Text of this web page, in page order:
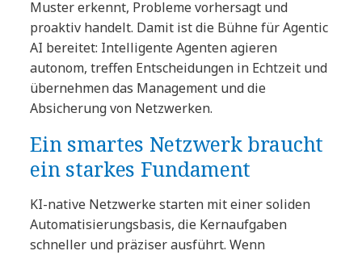
Muster erkennt, Probleme vorhersagt und
proaktiv handelt. Damit ist die Bühne für Agentic
AI bereitet: Intelligente Agenten agieren
autonom, treffen Entscheidungen in Echtzeit und
übernehmen das Management und die
Absicherung von Netzwerken.
Ein smartes Netzwerk braucht
ein starkes Fundament
KI-native Netzwerke starten mit einer soliden
Automatisierungsbasis, die Kernaufgaben
schneller und präziser ausführt. Wenn